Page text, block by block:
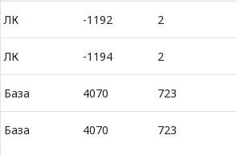
ЛК -1192 2
ЛК -1194 2
База 4070 723
База 4070 723